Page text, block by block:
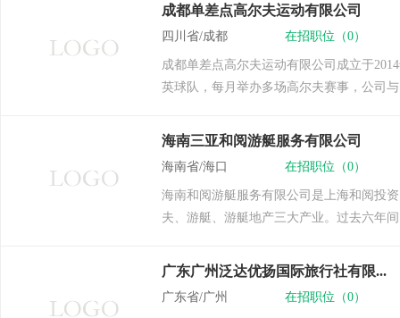
成都单差点高尔夫运动有限公司
四川省/成都 在招职位（0）
成都单差点高尔夫运动有限公司成立于
英球队，每月举办多场高尔夫赛事，公司
海南三亚和阅游艇服务有限公司
海南省/海口 在招职位（0）
海南和阅游艇服务有限公司是上海和阅投
夫、游艇、游艇地产三大产业。过去六年
广东广州泛达优扬国际旅行社有限...
广东省/广州 在招职位（0）